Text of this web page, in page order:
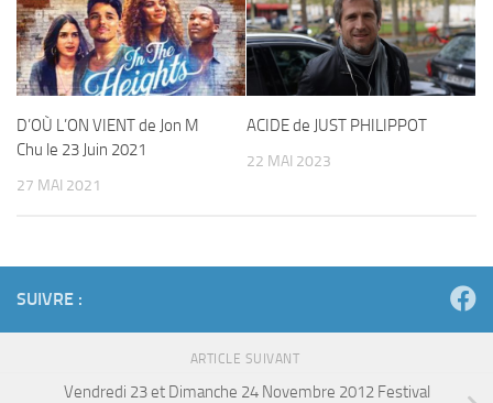
D’OÙ L’ON VIENT de Jon M
Chu le 23 Juin 2021
27 MAI 2021
ACIDE de JUST PHILIPPOT
22 MAI 2023
SUIVRE :
ARTICLE SUIVANT
Vendredi 23 et Dimanche 24 Novembre 2012 Festival